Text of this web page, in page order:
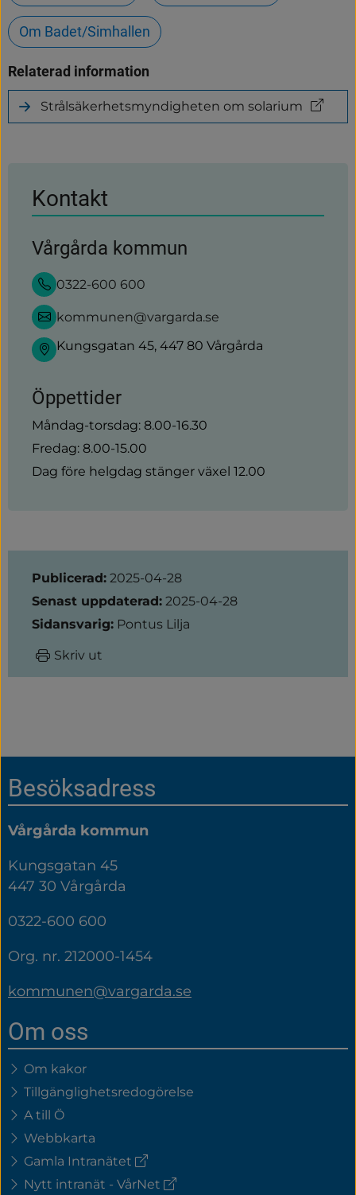
Om Badet/Simhallen
Relaterad information
Strålsäkerhetsmyndigheten om solarium
(länk
till
Kontakt
Vårgårda kommun
0322-600 600
kommunen@vargarda.se
Kungsgatan 45, 447 80 Vårgårda
Öppettider
Måndag-torsdag: 8.00-16.30
Fredag: 8.00-15.00
Dag före helgdag stänger växel 12.00
Sidinformation
Publicerad: 2025-04-28
Senast uppdaterad: 2025-04-28
Sidansvarig: Pontus Lilja
Skriv ut
Sidfot
Besöksadress
Vårgårda kommun
Kungsgatan 45
447 30 Vårgårda
0322-600 600
Org. nr. 212000-1454
kommunen@vargarda.se
Om oss
Om kakor
Tillgänglighetsredogörelse
A till Ö
Webbkarta
Gamla Intranätet (extern
länk)
Nytt intranät - VårNet (extern